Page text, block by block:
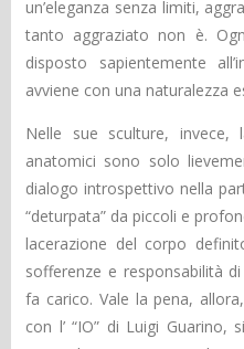
un’eleganza senza limiti,
tanto aggraziato non è.
disposto sapientemente
avviene con una naturalezza
Nelle sue sculture,
anatomici sono solo
dialogo introspettivo nella
“deturpata” da piccoli e
lacerazione del corpo
sofferenze e responsabilità
fa carico. Vale la pena,
con l’ “IO” di Luigi